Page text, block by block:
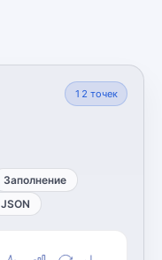
12 точек
Заполнение
JSON